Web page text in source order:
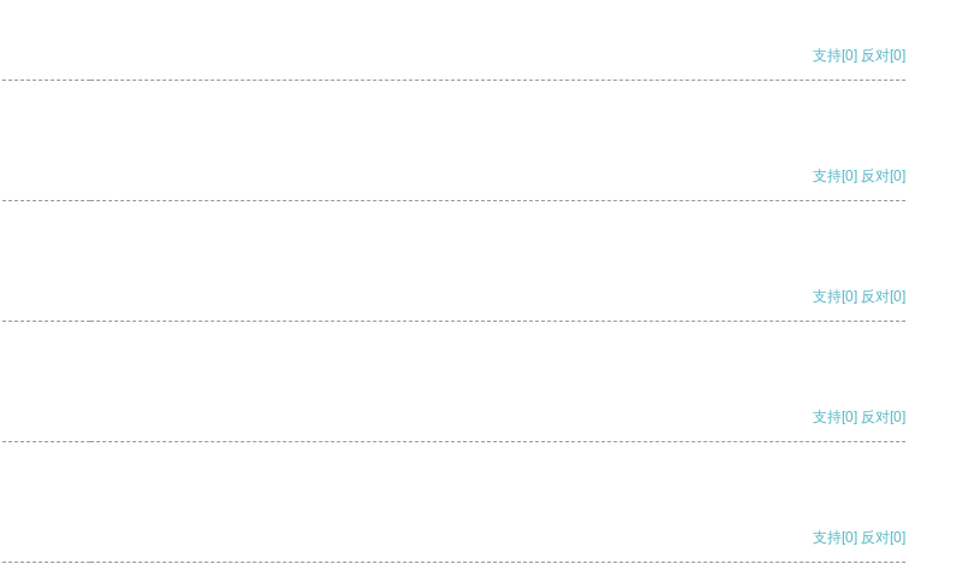
支持[0] 反对[0]
支持[0] 反对[0]
支持[0] 反对[0]
支持[0] 反对[0]
支持[0] 反对[0]